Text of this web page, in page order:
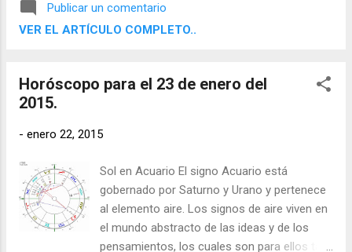
experiencia directa y contemplar, evaluar y
comprender su entorno por medio de sus
Publicar un comentario
VER EL ARTÍCULO COMPLETO..
Horóscopo para el 23 de enero del
2015.
- enero 22, 2015
Sol en Acuario El signo Acuario está
gobernado por Saturno y Urano y pertenece
al elemento aire. Los signos de aire viven en
el mundo abstracto de las ideas y de los
pensamientos, los cuales son para ellos tan